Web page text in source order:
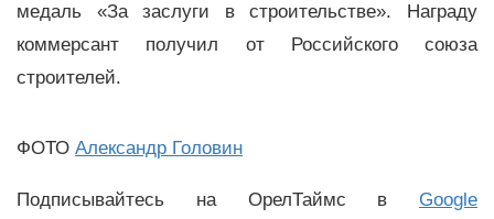
медаль «За заслуги в строительстве». Награду
коммерсант получил от Российского союза
строителей.
ФОТО Александр Головин
Подписывайтесь на ОрелТаймс в Google